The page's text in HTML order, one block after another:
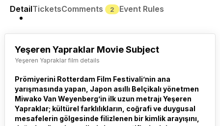
DetailTicketsComments 2 Event Rules
Yeşeren Yapraklar Movie Subject
Yeşeren Yapraklar film details
Prömiyerini Rotterdam Film Festivali’nin ana
yarışmasında yapan, Japon asıllı Belçikalı yönetmen
Miwako Van Weyenberg’in ilk uzun metrajı Yeşeren
Yapraklar; kültürel farklılıkların, coğrafi ve duygusal
mesafelerin gölgesinde filizlenen bir kimlik arayışını,